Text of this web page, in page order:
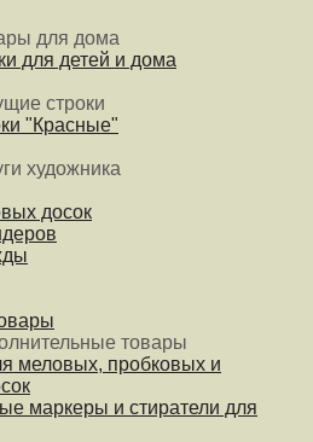
для дома
для детей и дома
строки
"Красные"
художника
досок
товары
меловых, пробковых и
маркеры и стиратели для